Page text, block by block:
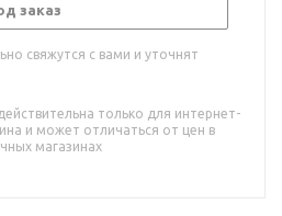
заказ
свяжутся с вами и уточнят
только для интернет-
и может отличаться от цен в
магазинах